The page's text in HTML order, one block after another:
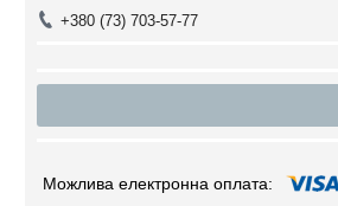
+380 (73) 703-57-77